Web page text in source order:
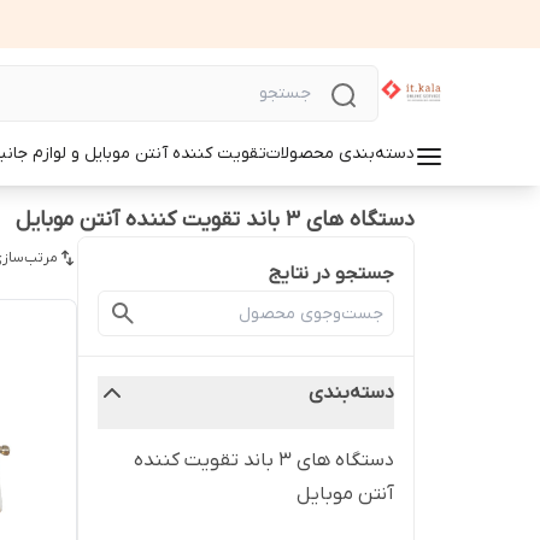
دسته‌بندی محصولاتتقویت کننده آنتن موبایل و لوازم
دستگاه های 3 باند تقویت کننده آنتن موبایل
جستجو در نتایج
دسته‌بندی
دستگاه های 3 باند تقویت کننده
آنتن موبایل